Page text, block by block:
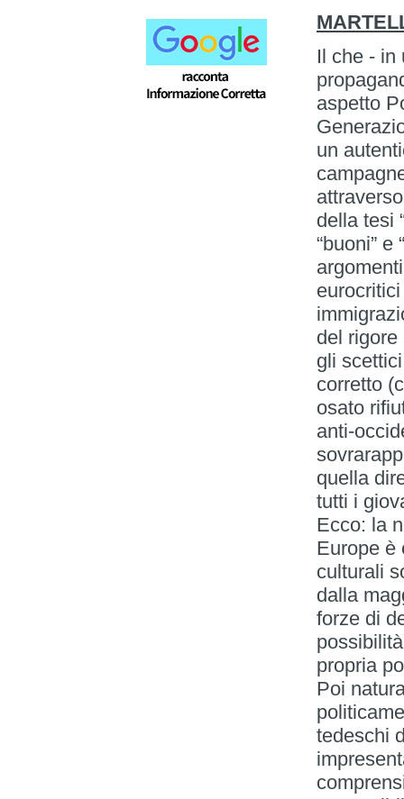
Il che - in
aspetto
un
della tesi
“buoni”
del
gli
corretto
osato
anti-
quella
tutti i
Ecco: la
Europe è
culturali
dalla
forze di
propria
Poi
tedeschi